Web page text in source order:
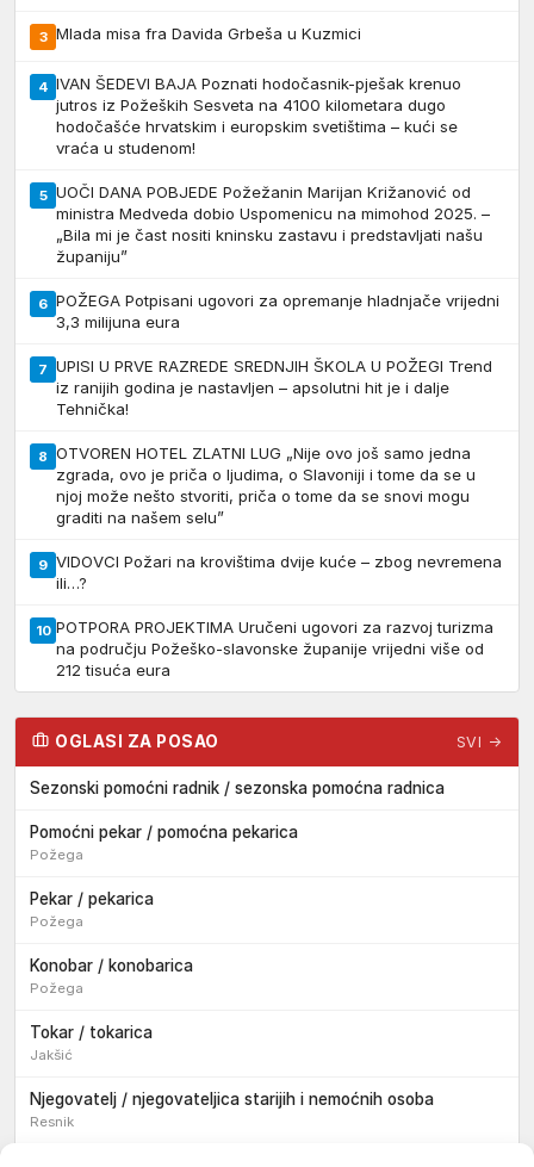
3 Mlada misa fra Davida Grbeša u Kuzmici
4 IVAN ŠEDEVI BAJA Poznati hodočasnik-pješak krenuo
jutros iz Požeških Sesveta na 4100 kilometara dugo
hodočašće hrvatskim i europskim svetištima – kući se
vraća u studenom!
5 UOČI DANA POBJEDE Požežanin Marijan Križanović od
ministra Medveda dobio Uspomenicu na mimohod 2025. –
„Bila mi je čast nositi kninsku zastavu i predstavljati našu
županiju”
6 POŽEGA Potpisani ugovori za opremanje hladnjače vrijedni
3,3 milijuna eura
7 UPISI U PRVE RAZREDE SREDNJIH ŠKOLA U POŽEGI Trend
iz ranijih godina je nastavljen – apsolutni hit je i dalje
Tehnička!
8 OTVOREN HOTEL ZLATNI LUG „Nije ovo još samo jedna
zgrada, ovo je priča o ljudima, o Slavoniji i tome da se u
njoj može nešto stvoriti, priča o tome da se snovi mogu
graditi na našem selu”
9 VIDOVCI Požari na krovištima dvije kuće – zbog nevremena
ili…?
10 POTPORA PROJEKTIMA Uručeni ugovori za razvoj turizma
na području Požeško-slavonske županije vrijedni više od
212 tisuća eura
OGLASI ZA POSAO SVI →
Sezonski pomoćni radnik / sezonska pomoćna radnica
Pomoćni pekar / pomoćna pekarica
Požega
Pekar / pekarica
Požega
Konobar / konobarica
Požega
Tokar / tokarica
Jakšić
Njegovatelj / njegovateljica starijih i nemoćnih osoba
Resnik